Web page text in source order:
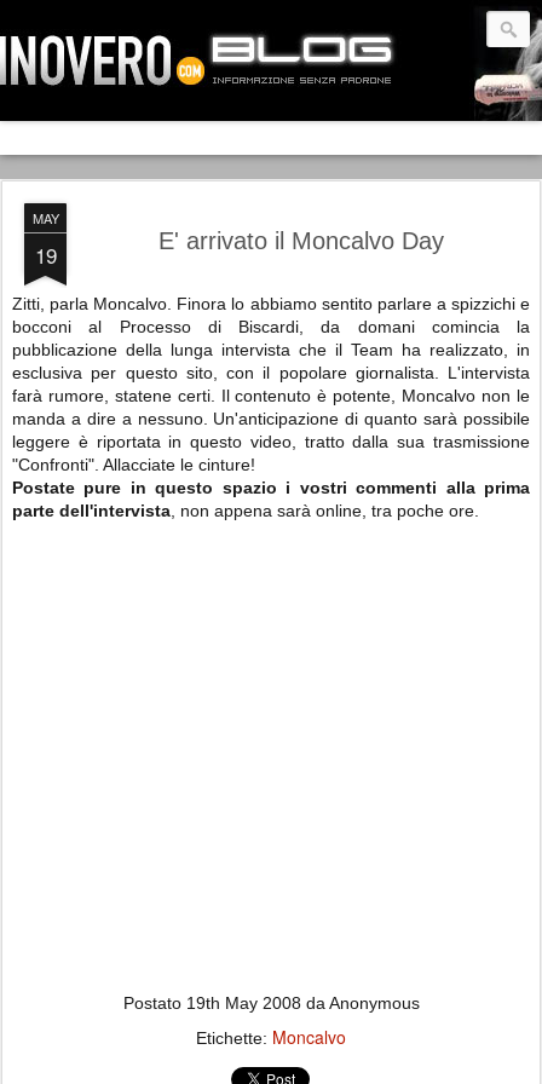
MAY
19 E' arrivato il Moncalvo Day
Zitti, parla Moncalvo. Finora lo abbiamo sentito parlare a spizzichi e
bocconi al Processo di Biscardi, da domani comincia la
pubblicazione della lunga intervista che il Team ha realizzato, in
esclusiva per questo sito, con il popolare giornalista. L'intervista
farà rumore, statene certi. Il contenuto è potente, Moncalvo non le
manda a dire a nessuno. Un'anticipazione di quanto sarà possibile
leggere è riportata in questo video, tratto dalla sua trasmissione
"Confronti". Allacciate le cinture!
Postate pure in questo spazio i vostri commenti alla prima
parte dell'intervista , non appena sarà online, tra poche ore.
Postato 19th May 2008 da Anonymous
Etichette: Moncalvo